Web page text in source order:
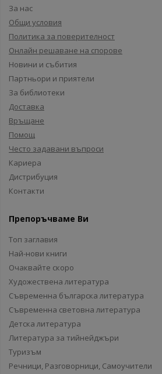
За нас
Общи условия
Политика за поверителност
Онлайн решаване на спорове
Новини и събития
Партньори и приятели
За библиотеки
Доставка
Връщане
Помощ
Често задавани въпроси
Кариера
Дистрибуция
Контакти
Препоръчваме Ви
Топ заглавия
Най-нови книги
Очаквайте скоро
Художествена литература
Съвременна българска литература
Съвременна световна литература
Детска литература
Литература за тийнейджъри
Туризъм
Речници, Разговорници, Самоучители